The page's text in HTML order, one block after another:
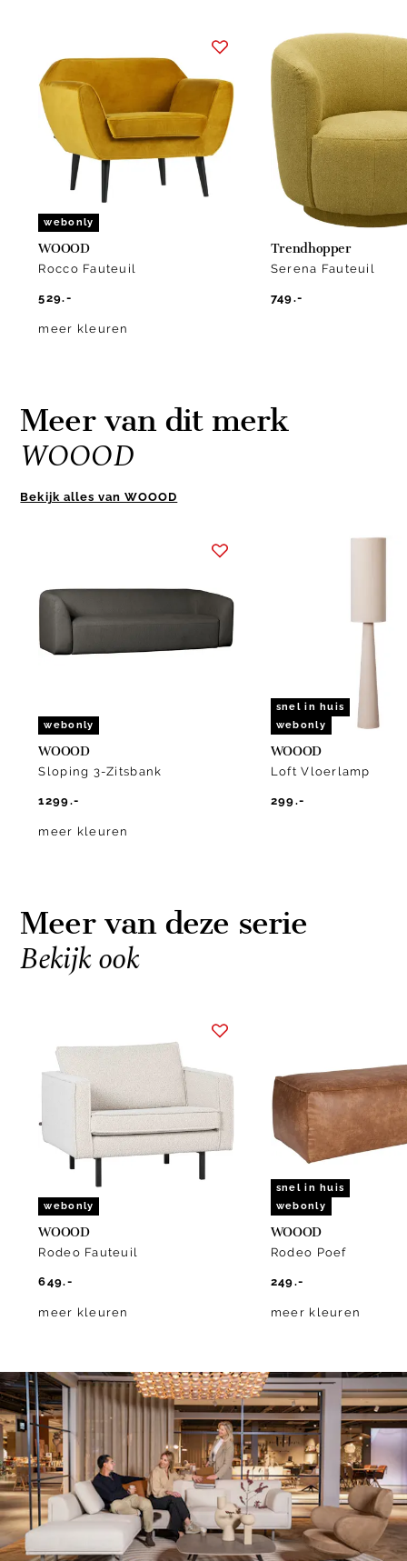
webonly
WOOOD
Rocco Fauteuil
529.-
meer kleuren
Trendhopper
Serena Fauteuil
749.-
Meer van dit merk
WOOOD
Bekijk alles van WOOOD
webonly
WOOOD
Sloping 3-Zitsbank
1299.-
meer kleuren
snel in huis
webonly
WOOOD
Loft Vloerlamp
299.-
Meer van deze serie
Bekijk ook
webonly
WOOOD
Rodeo Fauteuil
649.-
meer kleuren
snel in huis
webonly
WOOOD
Rodeo Poef
249.-
meer kleuren